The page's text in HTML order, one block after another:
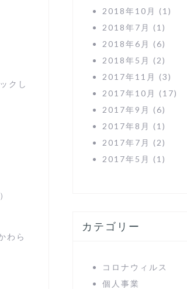
クし
わら
2018年10月
(1)
2018年7月
(1)
2018年6月
(6)
2018年5月
(2)
2017年11月
(3)
2017年10月
(17)
2017年9月
(6)
2017年8月
(1)
2017年7月
(2)
2017年5月
(1)
カテゴリー
コロナウィルス
個人事業